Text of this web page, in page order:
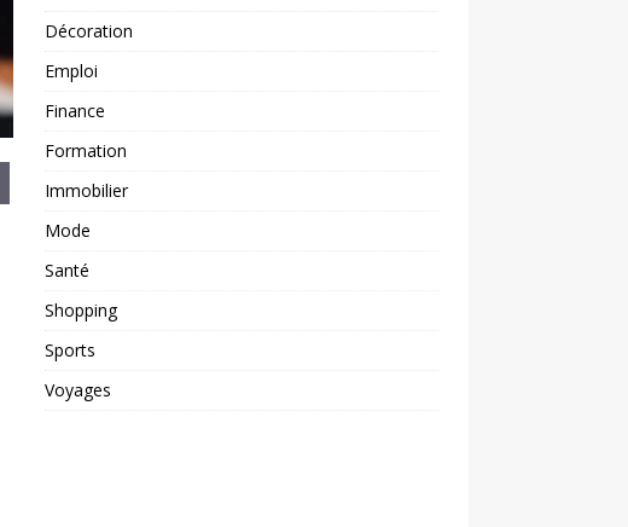
Décoration
Emploi
Finance
Formation
Immobilier
Mode
Santé
Shopping
Sports
Voyages